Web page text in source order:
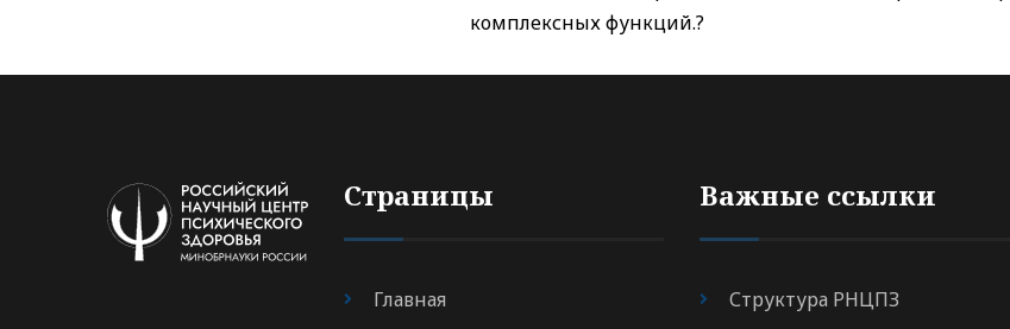
комплексных функций.?
Страницы
Главная
Важные ссылки
Структура РНЦПЗ